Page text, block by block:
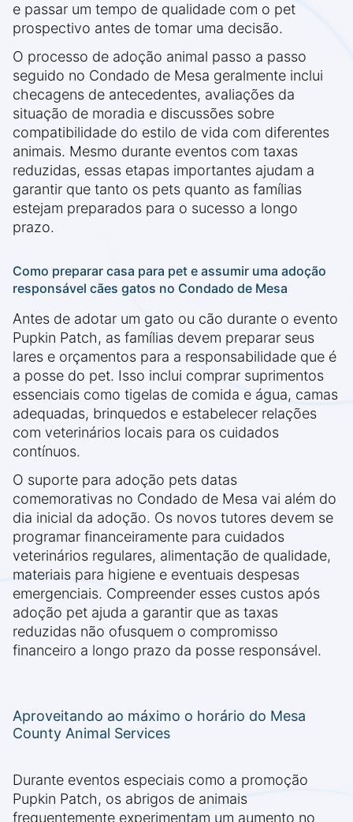
e passar um tempo de qualidade com o pet
prospectivo antes de tomar uma decisão.
O processo de adoção animal passo a passo
seguido no Condado de Mesa geralmente inclui
checagens de antecedentes, avaliações da
situação de moradia e discussões sobre
compatibilidade do estilo de vida com diferentes
animais. Mesmo durante eventos com taxas
reduzidas, essas etapas importantes ajudam a
garantir que tanto os pets quanto as famílias
estejam preparados para o sucesso a longo
prazo.
Como preparar casa para pet e assumir uma adoção
responsável cães gatos no Condado de Mesa
Antes de adotar um gato ou cão durante o evento
Pupkin Patch, as famílias devem preparar seus
lares e orçamentos para a responsabilidade que é
a posse do pet. Isso inclui comprar suprimentos
essenciais como tigelas de comida e água, camas
adequadas, brinquedos e estabelecer relações
com veterinários locais para os cuidados
contínuos.
O suporte para adoção pets datas
comemorativas no Condado de Mesa vai além do
dia inicial da adoção. Os novos tutores devem se
programar financeiramente para cuidados
veterinários regulares, alimentação de qualidade,
materiais para higiene e eventuais despesas
emergenciais. Compreender esses custos após
adoção pet ajuda a garantir que as taxas
reduzidas não ofusquem o compromisso
financeiro a longo prazo da posse responsável.
Aproveitando ao máximo o horário do Mesa
County Animal Services
Durante eventos especiais como a promoção
Pupkin Patch, os abrigos de animais
frequentemente experimentam um aumento no